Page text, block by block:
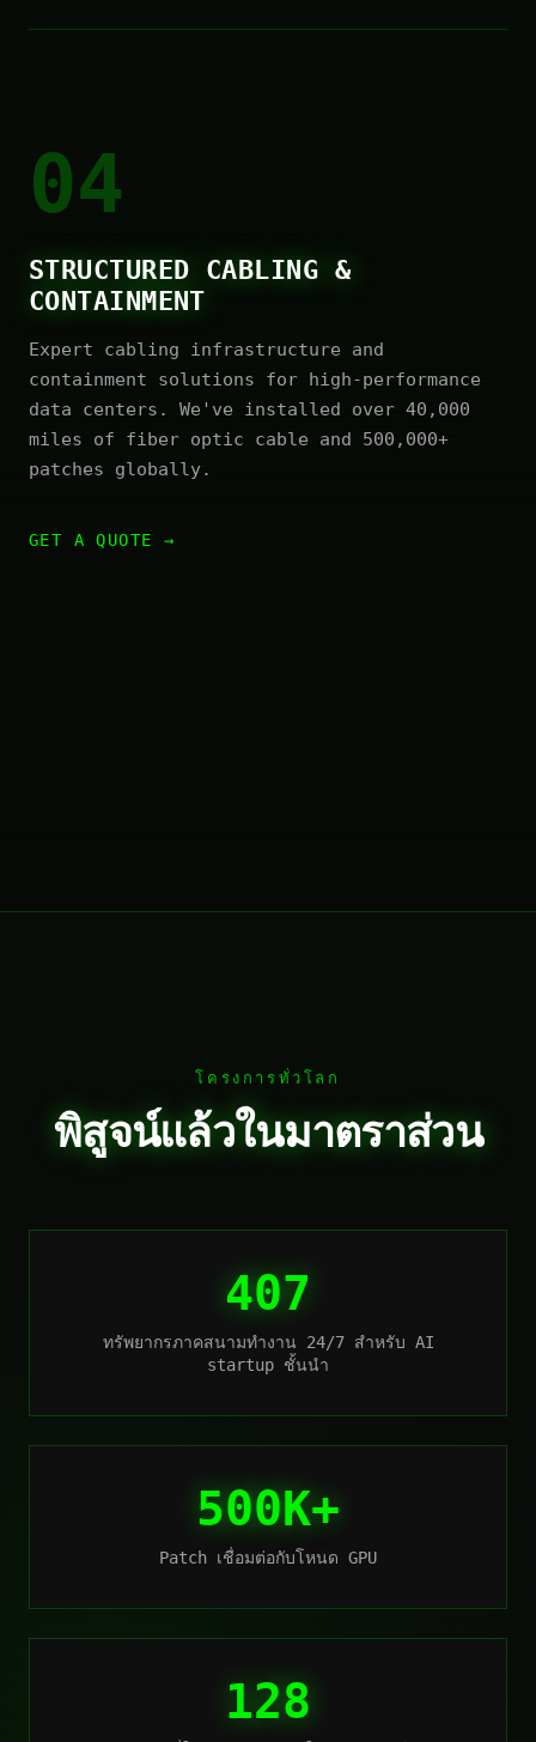
04
STRUCTURED CABLING &
CONTAINMENT
Expert cabling infrastructure and
containment solutions for high-performance
data centers. We've installed over 40,000
miles of fiber optic cable and 500,000+
patches globally.
GET A QUOTE
โครงการทั่วโลก
พิสูจน์แล้วในมาตราส่วน
407
ทรัพยากรภาคสนามทำงาน 24/7 สำหรับ AI
startup ชั้นนำ
500K+
Patch เชื่อมต่อกับโหนด GPU
128